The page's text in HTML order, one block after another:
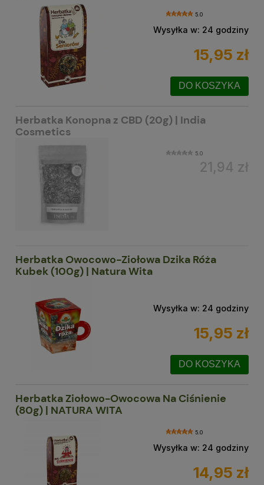
5.0
Wysyłka w: 24 godziny
15,95 zł
DO KOSZYKA
Herbatka Konopna z CBD (20g) | India
Cosmetics
5.0
21,94 zł
Herbatka Owocowo-Ziołowa Dzika Róża
Kubek (100g) | Natura Wita
Wysyłka w: 24 godziny
15,95 zł
DO KOSZYKA
Herbatka Ziołowo-Owocowa Na Ciśnienie
(80g) | NATURA WITA
5.0
Wysyłka w: 24 godziny
14,95 zł